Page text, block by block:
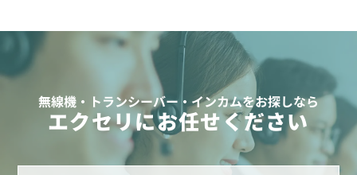
無線機・トランシーバー・インカムをお探しなら
エクセリにお任せください